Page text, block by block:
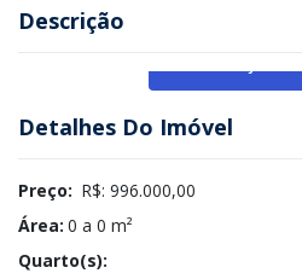
Descrição
Detalhes Do Imóvel
Preço: R$: 996.000,00
Área: 0 a 0 m²
Quarto(s):